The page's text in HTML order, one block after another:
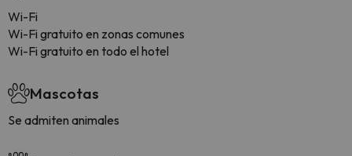
Wi-Fi
Wi-Fi gratuito en zonas comunes
Wi-Fi gratuito en todo el hotel
Mascotas
Se admiten animales